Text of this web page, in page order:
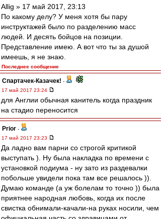
Allig » 17 май 2017, 23:13
По какому делу? У меня хотя бы пару
инструктажей было по разделению масс
людей. И десять бойцов на позиции.
Представление имею. А вот что ты за душой
имеешь, я не знаю.
Последнее сообщение
Спартачек-Казачек! -
17 май 2017 23:24
для Англии обычная канитель когда праздник
на стадио переносится
Prior -
17 май 2017 23:23
Да ладно вам парни со строгой критикой
выступать ). Ну была накладка по времени с
установкой подиума - ну зато из раздевалки
побольше увидели пока там все решалось )).
Думаю команде (а уж болелам то точно )) была
приятнее народная любовь, когда их после
свистка обнимали-качали-на руках носили, чем